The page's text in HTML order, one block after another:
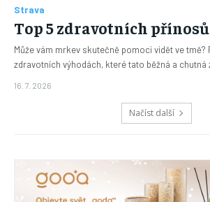
Strava
Top 5 zdravotních
Může vám mrkev skutečně pomoci vidět ve tmě?
zdravotních výhodách, které tato běžná a chutná
16. 7. 2026
Načíst další